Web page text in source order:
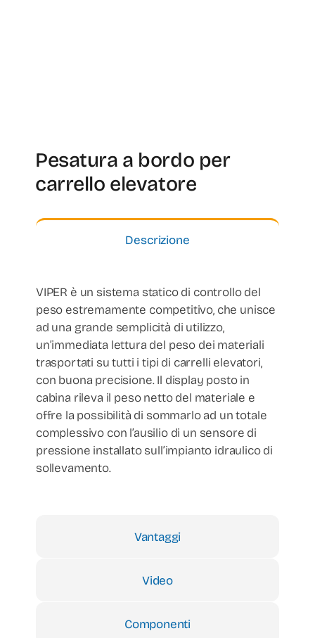
Pesatura a bordo per
carrello elevatore
Descrizione
VIPER è un sistema statico di controllo del
peso estremamente competitivo, che unisce
ad una grande semplicità di utilizzo,
un’immediata lettura del peso dei materiali
trasportati su tutti i tipi di carrelli elevatori,
con buona precisione. Il display posto in
cabina rileva il peso netto del materiale e
offre la possibilità di sommarlo ad un totale
complessivo con l’ausilio di un sensore di
pressione installato sull’impianto idraulico di
sollevamento.
Vantaggi
Video
Componenti